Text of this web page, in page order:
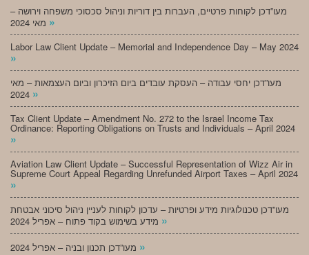
מעו”דכן לקוחות פרטיים, העברות בין דוריות וניהול סכסוכי משפחה וירושה –
»
Labor Law Client Update – Memorial and Independence Day – May 2024
»
מעו”דכן יחסי עבודה – העסקת עובדים ביום הזיכרון וביום העצמאות – מאי
»
Tax Client Update – Amendment No. 272 to the Israel Income Tax
Ordinance: Reporting Obligations on Trusts and Individuals – April 2024
»
Aviation Law Client Update – Successful Representation of Wizz Air in
Supreme Court Appeal Regarding Unrefunded Airport Taxes – April 2024
»
מעו”דכן טכנולוגיות מידע ופרטיות – עדכון לקוחות לעניין ניהול סיכוני אבטחת
»
»